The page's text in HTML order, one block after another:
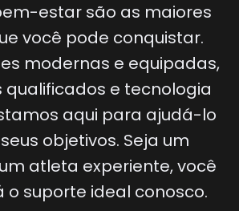
estar são as maiores
você pode conquistar.
modernas e equipadas,
e tecnologia
aqui para ajudá-lo
objetivos. Seja um
atleta experiente, você
o suporte ideal conosco.